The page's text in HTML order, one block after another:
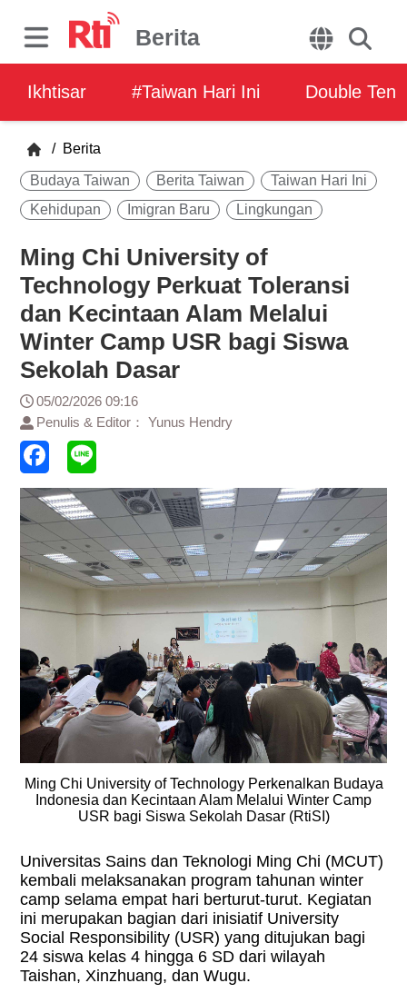
Berita
Ikhtisar #Taiwan Hari Ini Double Ten
/ Berita
Budaya Taiwan Berita Taiwan
Taiwan Hari Ini
Kehidupan
Imigran Baru Lingkungan
Ming Chi University of
Technology Perkuat Toleransi
dan Kecintaan Alam Melalui
Winter Camp USR bagi Siswa
Sekolah Dasar
05/02/2026 09:16
Penulis & Editor： Yunus Hendry
Ming Chi University of Technology Perkenalkan Budaya
Indonesia dan Kecintaan Alam Melalui Winter Camp
USR bagi Siswa Sekolah Dasar (RtiSI)
Universitas Sains dan Teknologi Ming Chi (MCUT)
kembali melaksanakan program tahunan winter
camp selama empat hari berturut-turut. Kegiatan
ini merupakan bagian dari inisiatif University
Social Responsibility (USR) yang ditujukan bagi
24 siswa kelas 4 hingga 6 SD dari wilayah
Taishan, Xinzhuang, dan Wugu.